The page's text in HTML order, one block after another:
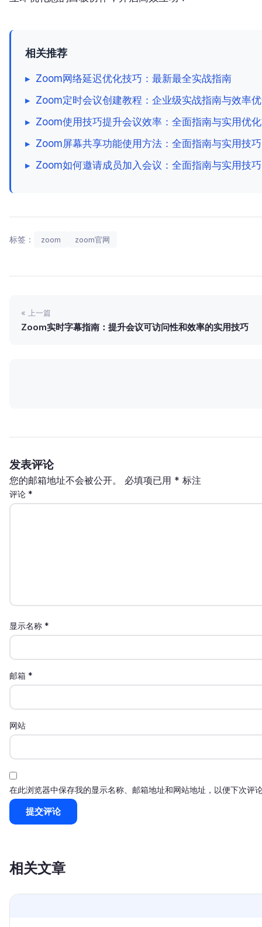
相关推荐
▸ Zoom网络延迟优化技巧：最新最全实战指南
▸ Zoom定时会议创建教程：企业级实战指南与效率
▸ Zoom使用技巧提升会议效率：全面指南与实用优
▸ Zoom屏幕共享功能使用方法：全面指南与实用技巧
▸ Zoom如何邀请成员加入会议：全面指南与实用技巧
标签： zoom zoom官网
« 上一篇
Zoom实时字幕指南：提升会议可访问性和效率的实用技巧
发表评论
您的邮箱地址不会被公开。 必填项已用 * 标注
评论 *
显示名称 *
邮箱 *
网站
在此浏览器中保存我的显示名称、邮箱地址和网站地址，以便下次评
相关文章